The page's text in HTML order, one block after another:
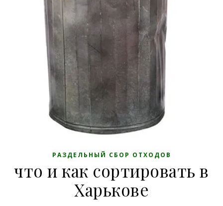
РАЗДЕЛЬНЫЙ СБОР ОТХОДОВ
что и как сортировать в
Харькове